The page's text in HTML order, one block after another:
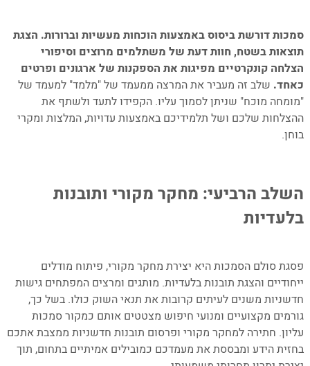
סמכות דורשת ביסוס באמצעות הוכחות מעשיות וברורות. הצגת
תוצאות בשטח, חוות דעת של משתלמים מרוצים וסיפורי
הצלחה קונקרטיים מפיגות את הספקנות של ארגונים ופרטים
כאחד. שלב זה מעביר את המרצה ממעמד של "מלמד" למעמד של
"מומחה מוכח" שניתן לסמוך עליו. הקפידו לתעד ולשתף את
ההצלחות שלכם ושל תלמידיכם באמצעות עדויות, המלצות ומקרי
בוחן.
השלב הרביעי: מחקר מקורי ותובנות
בלעדיות
פסגת סולם הסמכות היא יצירת מחקר מקורי, פיתוח מודלים
ייחודיים והצגת תובנות בלעדיות. מותגים ומרצים המפתחים גישות
חדשניות משנים לעיתים קרובות את תנאי השוק כולו. בשל כך,
גורמים מקצועיים ומנועי חיפוש מצטטים אותם כמקור סמכות
עליון. חתירה למחקר מקורי ופרסום תובנות חדשניות ממצבת אתכם
בחזית הידע ומבססת את מעמדכם כמובילים אמיתיים בתחום, תוך